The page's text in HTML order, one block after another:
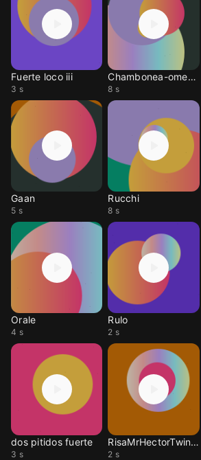
Fuerte loco iii
3 s
Chambonea-omega
8 s
Gaan
5 s
Rucchi
8 s
Orale
4 s
Rulo
2 s
dos pitidos fuerte
3 s
RisaMrHectorTwinLL
2 s